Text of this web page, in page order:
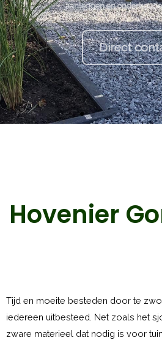
Hovenier
Tijd en moeite besteden door te
iedereen uitbesteed. Net zoals het
zware materieel dat nodig is voor